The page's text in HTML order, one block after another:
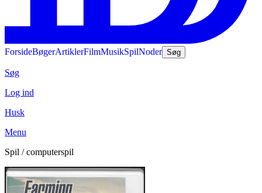
ForsideBøgerArtiklerFilmMusikSpilNoder Søg
Søg
Log ind
Husk
Menu
Spil / computerspil